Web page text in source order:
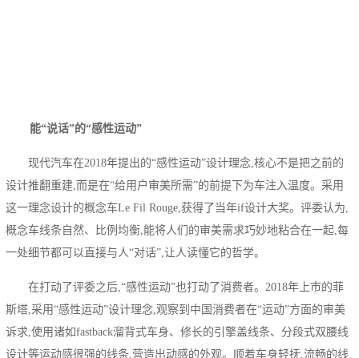
能“说话”的“感性运动”
现代汽车在2018年提出的“感性运动”设计理念,核心不是把之前的
设计推翻重建,而是在“给用户审美所需”的前提下为车注入温度。采用
这一理念设计的概念车Le Fil Rouge,获得了当年if设计大奖。评委认为,
概念车线条自然、比例均衡,能将人们的审美需求巧妙地粘合在一起,每
一处细节都可以直接与人“对话”,让人读懂它的哲学。
在打动了评委之后,“感性运动”也打动了消费者。2018年上市的菲
斯塔,采用“感性运动”设计理念,观察到中国消费者在“运动”方面的审美
诉求,使用诸如fastback溜背式车身、修长的引擎盖线条、分段式双腰线
设计等运动感很强的线条,营造出动感的外观。顺着车身轻抚,流畅的线